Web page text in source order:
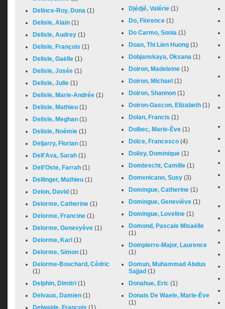
Delince-Roy, Dona (1)
Delisle, Alain (1)
Delisle, Audrey (1)
Delisle, François (1)
Delisle, Gaëlle (1)
Delisle, Josée (1)
Delisle, Julie (1)
Delisle, Marie-Andrée (1)
Delisle, Mathieu (1)
Delisle, Meghan (1)
Delisle, Noémie (1)
Deljarry, Florian (1)
Dell'Ava, Sarah (1)
Dell'Oste, Farrah (1)
Dellinger, Mathieu (1)
Delon, David (1)
Delorme, Catherine (1)
Delorme, Francine (1)
Delorme, Genevyève (1)
Delorme, Karl (1)
Delorme, Simon (1)
Delorme-Bouchard, Cédric
(1)
Delphin, Dimitri (1)
Delvaux, Damien (1)
Delwaide, François (1)
Djédjé, Valérie (1)
Do, Florence (1)
Do Carmo, Sonia (1)
Doan, Thi Lien Huong (1)
Dobjanskaya, Oksana (1)
Doiron, Madeleine (1)
Doiron, Michael (1)
Doiron, Shannon (1)
Doiron-Gascon, Elizabeth (1)
Dolan, Francis (1)
Dolbec, Marie-Ève (1)
Dolce, Francesco (4)
Dolisy, Dominique (1)
Dombrecht, Camille (1)
Domenicano, Susy (3)
Domingue, Catherine (1)
Domingue, Geneviève (1)
Domingue, Loveline (1)
Domond, Pascale Misaëlle
(1)
Dompierre-Major, Laurence
(1)
Domun, Muhammad Abdus
Sajjad (1)
Donahue, Eric (1)
Donais De Waele, Marie-Ève
(1)